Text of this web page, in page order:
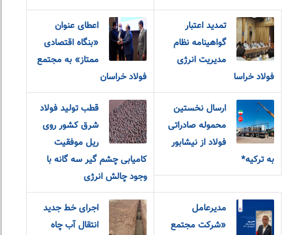
تمدید اعتبار
گواهینامه نظام
مدیریت انرژی
فولاد خراسا
اعطای عنوان
«بنگاه اقتصادی
ممتاز» به مجتمع
فولاد خراسان
ارسال نخستین
محموله صادراتی
فولاد از نیشابور
به ترکیه*
قطب تولید فولاد
شرق کشور روی
ریل موفقیت
کامیابی چشم گیر سه گانه با
وجود چالش انرژی
مدیرعامل
«شرکت مجتمع
اجرای خط جدید
انتقال آب چاه